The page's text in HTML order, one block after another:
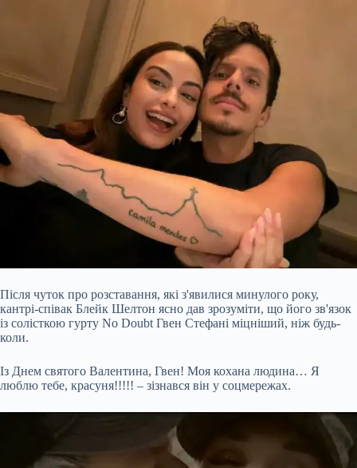
Після чуток про розставання, які з'явилися минулого року,
кантрі-співак Блейк Шелтон ясно дав зрозуміти, що його зв'язок
із солісткою гурту No Doubt Гвен Стефані міцніший, ніж будь-
коли.
Із Днем святого Валентина, Гвен! Моя кохана людина… Я
люблю тебе, красуня!!!!! – зізнався він у соцмережах.